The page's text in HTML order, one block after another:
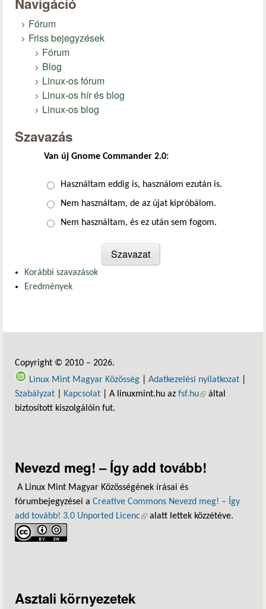
Fórum
Friss bejegyzések
Fórum
Blog
Linux-os fórum
Linux-os hír és blog
Linux-os blog
Szavazás
Van új Gnome Commander 2.0:
Választások
Használtam eddig is, használom ezután is.
Nem használtam, de az újat kipróbálom.
Nem használtam, és ez után sem fogom.
Korábbi szavazások
Eredmények
Copyright © 2010 – 2026.
Linux Mint Magyar Közösség
Adatkezelési nyilatkozat
Szabályzat
Kapcsolat | A linuxmint.hu az fsf.hu(külső hivatkozás)
által
biztosított kiszolgálóin fut.
Nevezd meg! – Így add tovább!
A Linux Mint Magyar Közösségének írásai és
fórumbejegyzései a Creative Commons Nevezd meg! – Így
add tovább! 3.0 Unported Licenc(külső hivatkozás)
alatt lettek közzétéve.
Asztali környezetek